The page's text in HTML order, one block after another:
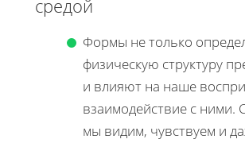
средой
Формы не только
физическую структуру
и влияют на наше
взаимодействие с ними.
мы видим, чувствуем и